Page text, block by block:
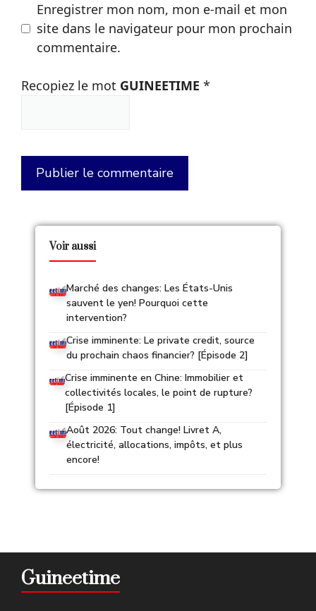
Enregistrer mon nom, mon e-mail et mon
site dans le navigateur pour mon prochain
commentaire.
Recopiez le mot GUINEETIME *
Voir aussi
Marché des changes: Les États-Unis
sauvent le yen! Pourquoi cette
intervention?
Crise imminente: Le private credit, source
du prochain chaos financier? [Épisode 2]
Crise imminente en Chine: Immobilier et
collectivités locales, le point de rupture?
[Épisode 1]
Août 2026: Tout change! Livret A,
électricité, allocations, impôts, et plus
encore!
Guineetime